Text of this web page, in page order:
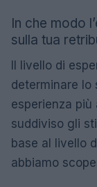
In che modo
sulla tua
Il livello di
determinare lo
esperienza più
suddiviso gli
base al livello
abbiamo